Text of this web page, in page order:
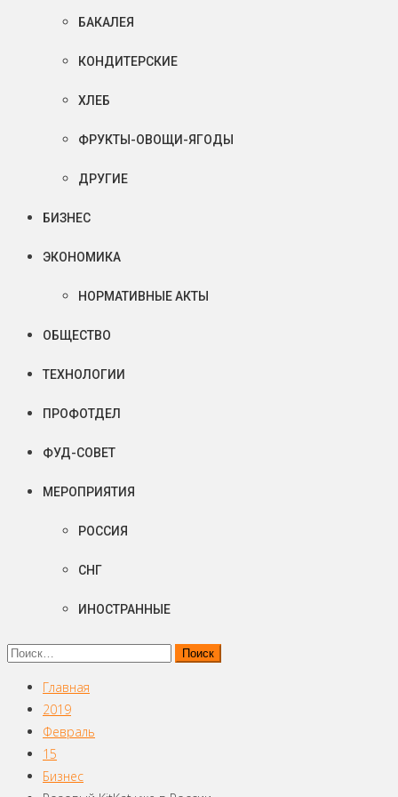
БАКАЛЕЯ
КОНДИТЕРСКИЕ
ХЛЕБ
ФРУКТЫ-ОВОЩИ-ЯГОДЫ
ДРУГИЕ
БИЗНЕС
ЭКОНОМИКА
НОРМАТИВНЫЕ АКТЫ
ОБЩЕСТВО
ТЕХНОЛОГИИ
ПРОФОТДЕЛ
ФУД-СОВЕТ
МЕРОПРИЯТИЯ
РОССИЯ
СНГ
ИНОСТРАННЫЕ
Найти:
Главная
2019
Февраль
15
Бизнес